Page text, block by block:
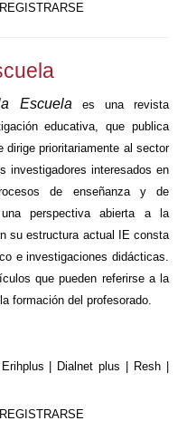
REGISTRARSE
Escuelaes una revista
educativa, que publica
dirige prioritariamente al sector
investigadores interesados en
de enseñanza y de
perspectiva abierta a la
su estructura actual IE consta
e investigaciones didácticas.
que pueden referirse a la
formación del profesorado.
| Dialnet plus | Resh |
REGISTRARSE